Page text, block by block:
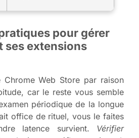
pour gérer
ses extensions
Web Store par raison
car le reste vous semble
périodique de la longue
office de rituel, vous le faites
latence survient. Vérifier